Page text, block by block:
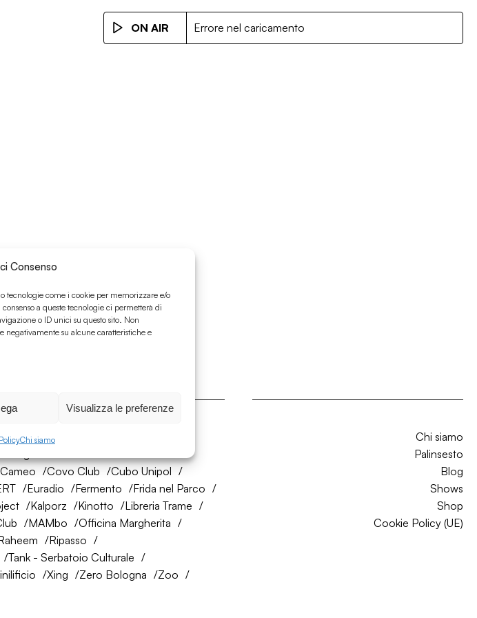
Consenso
tecnologie come i cookie per memorizzare e/o
a queste tecnologie ci permetterà di
o ID unici su questo sito. Non
negativamente su alcune caratteristiche e
Visualizza le preferenze
Chi siamo
ON AIR Errore nel caricamento
Covo Club
Cubo Unipol
Euradio Fermento
Frida nel Parco
Kalporz Kinotto
Libreria Trame
MAMbo
Officina Margherita
Ripasso
Tank - Serbatoio Culturale
Xing Zero Bologna Zoo
Chi siamo
Palinsesto
Blog
Shows
Shop
Cookie Policy (UE)